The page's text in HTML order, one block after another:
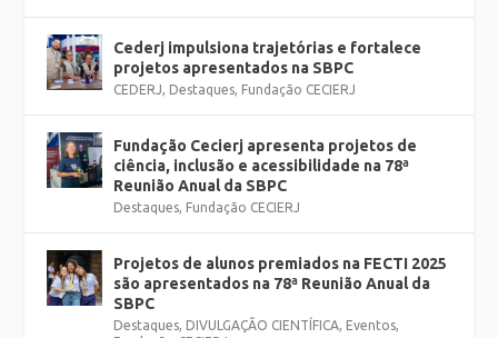
Cederj impulsiona trajetórias e fortalece
projetos apresentados na SBPC
CEDERJ Destaques Fundação CECIERJ
Fundação Cecierj apresenta projetos de
ciência, inclusão e acessibilidade na 78ª
Reunião Anual da SBPC
Destaques Fundação CECIERJ
Projetos de alunos premiados na FECTI 2025
são apresentados na 78ª Reunião Anual da
SBPC
Destaques DIVULGAÇÃO CIENTÍFICA Eventos